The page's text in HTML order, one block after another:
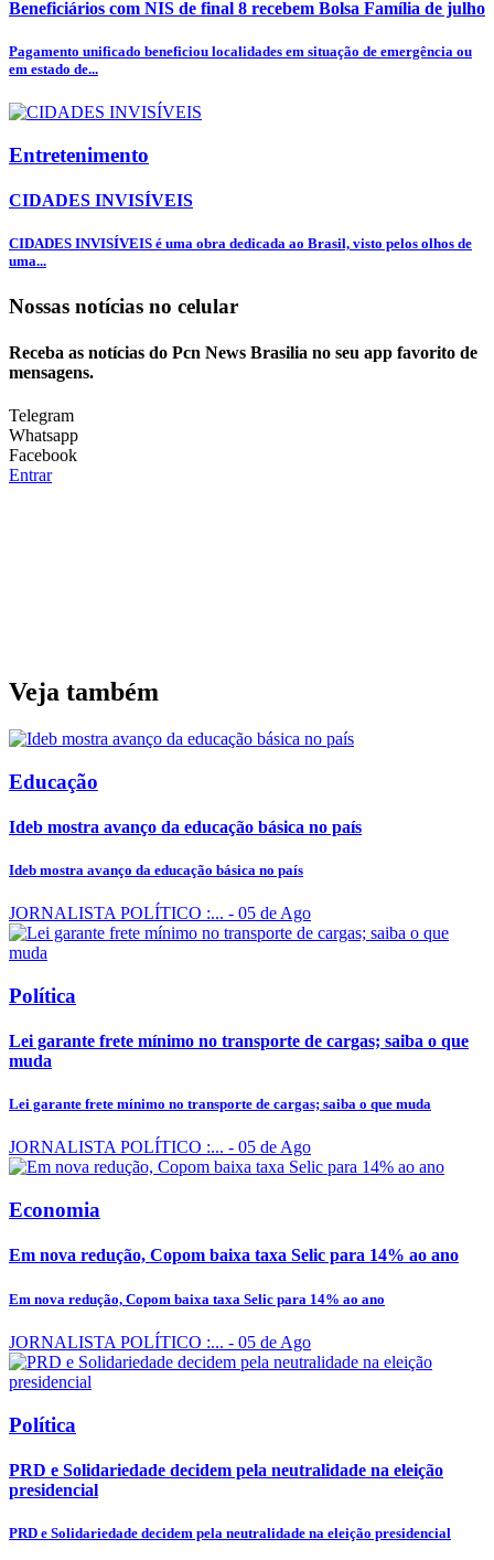
Beneficiários com NIS de final 8 recebem Bolsa Família de julho
Pagamento unificado beneficiou localidades em situação de emergência ou
em estado de...
Entretenimento
CIDADES INVISÍVEIS
CIDADES INVISÍVEIS é uma obra dedicada ao Brasil, visto pelos olhos de
uma...
Nossas notícias no celular
Receba as notícias do Pcn News Brasilia no seu app favorito de
mensagens.
Telegram
Whatsapp
Facebook
Entrar
Veja também
Educação
Ideb mostra avanço da educação básica no país
Ideb mostra avanço da educação básica no país
JORNALISTA POLÍTICO :... - 05 de Ago
Política
Lei garante frete mínimo no transporte de cargas; saiba o que
muda
Lei garante frete mínimo no transporte de cargas; saiba o que muda
JORNALISTA POLÍTICO :... - 05 de Ago
Economia
Em nova redução, Copom baixa taxa Selic para 14% ao ano
Em nova redução, Copom baixa taxa Selic para 14% ao ano
JORNALISTA POLÍTICO :... - 05 de Ago
Política
PRD e Solidariedade decidem pela neutralidade na eleição
presidencial
PRD e Solidariedade decidem pela neutralidade na eleição presidencial